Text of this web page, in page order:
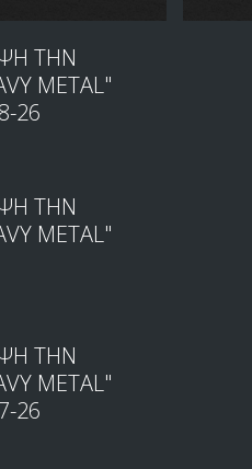
ΤΗΝ
METAL"
26
ΤΗΝ
METAL"
ΤΗΝ
METAL"
26